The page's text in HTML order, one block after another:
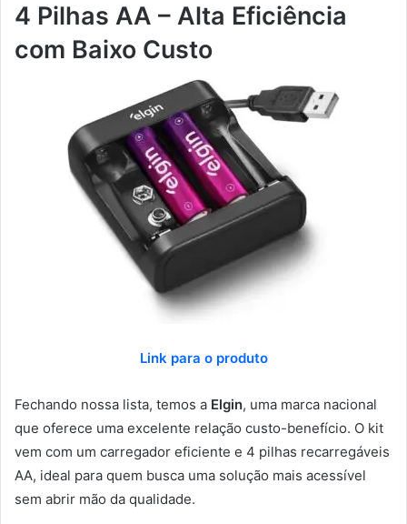
4 Pilhas AA – Alta Eficiência
com Baixo Custo
Link para o produto
Fechando nossa lista, temos a Elgin, uma marca nacional
que oferece uma excelente relação custo-benefício. O kit
vem com um carregador eficiente e 4 pilhas recarregáveis
AA, ideal para quem busca uma solução mais acessível
sem abrir mão da qualidade.